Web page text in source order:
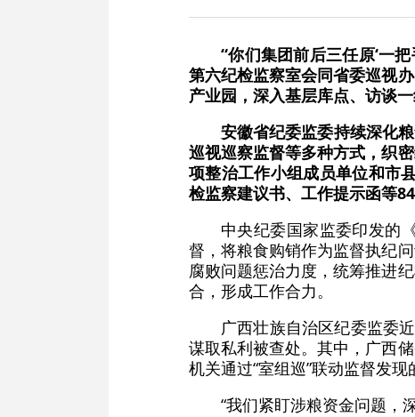
“你们集团前后三任原‘一
第六纪检监察室会同省委巡视
产业园，深入基层库点、访谈
安徽省纪委监委持续深化
巡视巡察监督等多种方式，织
项整治工作小组成员单位和市
检监察建议书、工作提示函等
中央纪委国家监委印发的
督，将粮食购销作为监督执纪
腐败问题惩治力度，统筹推进
合，形成工作合力。
广西壮族自治区纪委监委
谋取私利被查处。其中，广西
机关通过“室组巡”联动监督发现
“我们紧盯涉粮资金问题，